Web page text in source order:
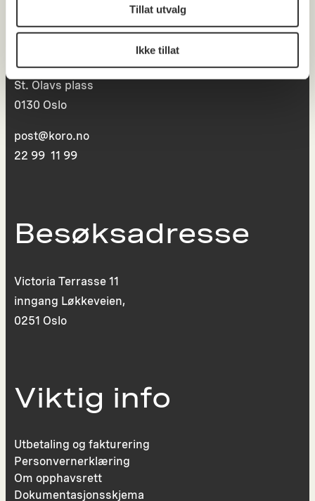
Tillat utvalg
Ikke tillat
Postadresse
Postboks 6994
St. Olavs plass
0130 Oslo
post@koro.no
22 99 11 99
Besøksadresse
Victoria Terrasse 11
inngang Løkkeveien,
0251 Oslo
Viktig info
Utbetaling og fakturering
Personvernerklæring
Om opphavsrett
Dokumentasjonsskjema